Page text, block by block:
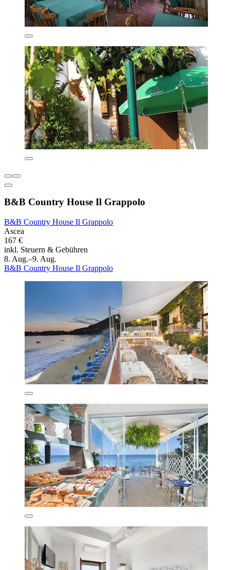
B&B Country House Il Grappolo
B&B Country House Il Grappolo
Ascea
167 €
inkl. Steuern & Gebühren
8. Aug.–9. Aug.
B&B Country House Il Grappolo